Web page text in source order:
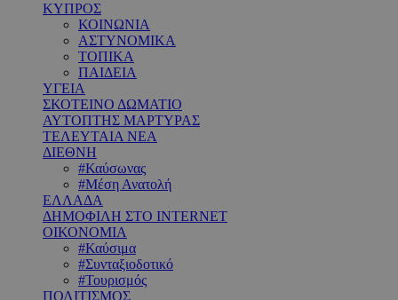
ΚΥΠΡΟΣ
ΚΟΙΝΩΝΙΑ
ΑΣΤΥΝΟΜΙΚΑ
ΤΟΠΙΚΑ
ΠΑΙΔΕΙΑ
ΥΓΕΙΑ
ΣΚΟΤΕΙΝΟ ΔΩΜΑΤΙΟ
ΑΥΤΟΠΤΗΣ ΜΑΡΤΥΡΑΣ
ΤΕΛΕΥΤΑΙΑ ΝΕΑ
ΔΙΕΘΝΗ
#Καύσωνας
#Μέση Ανατολή
ΕΛΛΑΔΑ
ΔΗΜΟΦΙΛΗ ΣΤΟ INTERNET
ΟΙΚΟΝΟΜΙΑ
#Καύσιμα
#Συνταξιοδοτικό
#Τουρισμός
ΠΟΛΙΤΙΣΜΟΣ